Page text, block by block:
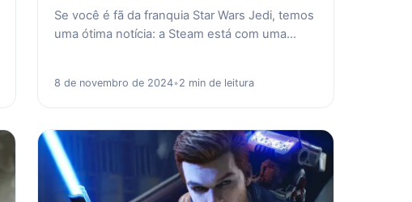
Se você é fã da franquia Star Wars Jedi, temos
uma ótima notícia: a Steam está com uma…
8 de novembro de 2024•2 min de leitura